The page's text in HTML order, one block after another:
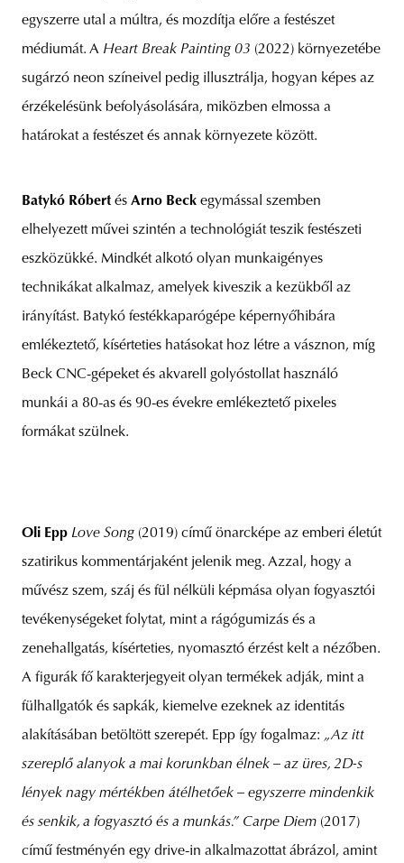
egyszerre utal a múltra, és mozdítja előre a festészet
médiumát. A Heart Break Painting 03 (2022) környezetébe
sugárzó neon színeivel pedig illusztrálja, hogyan képes az
érzékelésünk befolyásolására, miközben elmossa a
határokat a festészet és annak környezete között.
Batykó Róbertés Arno Beck egymással szemben
elhelyezett művei szintén a technológiát teszik festészeti
eszközükké. Mindkét alkotó olyan munkaigényes
technikákat alkalmaz, amelyek kiveszik a kezükből az
irányítást. Batykó festékkaparógépe képernyőhibára
emlékeztető, kísérteties hatásokat hoz létre a vásznon, míg
Beck CNC-gépeket és akvarell golyóstollat használó
munkái a 80-as és 90-es évekre emlékeztető pixeles
formákat szülnek.
Oli Epp Love Song (2019) című önarcképe az emberi életút
szatirikus kommentárjaként jelenik meg. Azzal, hogy a
művész szem, száj és fül nélküli képmása olyan fogyasztói
tevékenységeket folytat, mint a rágógumizás és a
zenehallgatás, kísérteties, nyomasztó érzést kelt a nézőben.
A figurák fő karakterjegyeit olyan termékek adják, mint a
fülhallgatók és sapkák, kiemelve ezeknek az identitás
alakításában betöltött szerepét. Epp így fogalmaz: „Az itt
szereplő alanyok a mai korunkban élnek – az üres, 2D-s
lények nagy mértékben átélhetőek – egyszerre mindenkik
és senkik, a fogyasztó és a munkás.” Carpe Diem (2017)
című festményén egy drive-in alkalmazottat ábrázol, amint